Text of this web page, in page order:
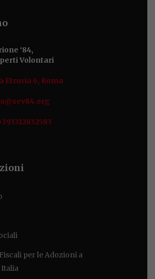
‘84,
Volontari
Etruria 6, Roma
per le Adozioni a